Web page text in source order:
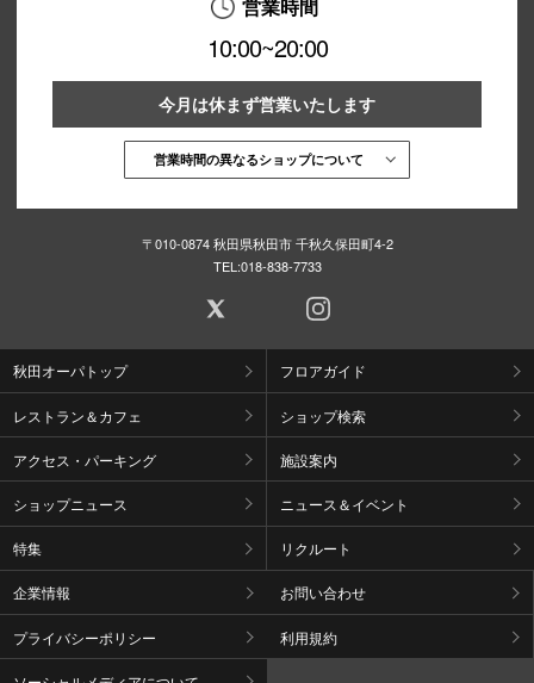
営業時間
10:00~20:00
今月は休まず営業いたします
営業時間の異なるショップについて
〒010-0874 秋田県秋田市 千秋久保田町4-2
TEL:018-838-7733
秋田オーパトップ フロアガイド
レストラン＆カフェ ショップ検索
アクセス・パーキング 施設案内
ショップニュース ニュース＆イベント
特集 リクルート
企業情報 お問い合わせ
プライバシーポリシー 利用規約